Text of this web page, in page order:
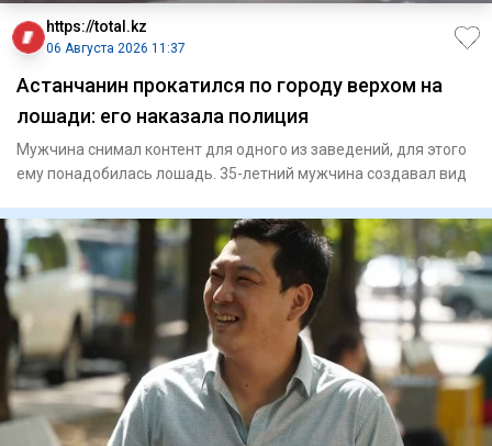
https://total.kz
06 Августа 2026 11:37
Астанчанин прокатился по городу верхом на
лошади: его наказала полиция
Мужчина снимал контент для одного из заведений, для этого
ему понадобилась лошадь. 35-летний мужчина создавал вид